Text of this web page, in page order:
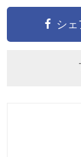
シェ